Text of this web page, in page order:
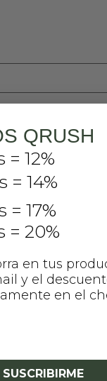
QRUSH
12%
= 14%
17%
= 20%
en tus
y el
en el
SUSCRIBIRME